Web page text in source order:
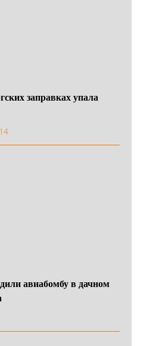
заправках упала
14
авиабомбу в дачном